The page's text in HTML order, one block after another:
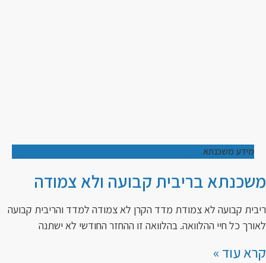
מידע משכנתא
משכנתא בריבית קבועה ולא צמודה
ריבית קבועה לא צמודת מדד הקרן לא צמודה למדד והריבית קבועה
לאורך כל חיי ההלוואה. בהלוואה זו ההחזר החודשי לא ישתנה
קרא עוד »